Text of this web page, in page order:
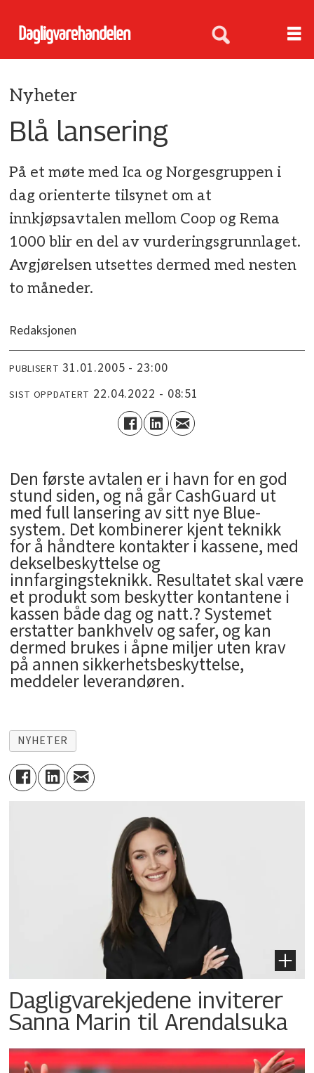
Nyheter
Blå lansering
På et møte med Ica og Norgesgruppen i
dag orienterte tilsynet om at
innkjøpsavtalen mellom Coop og Rema
1000 blir en del av vurderingsgrunnlaget.
Avgjørelsen utsettes dermed med nesten
to måneder.
Redaksjonen
PUBLISERT 31.01.2005 - 23:00
SIST OPPDATERT 22.04.2022 - 08:51
Den første avtalen er i havn for en god
stund siden, og nå går CashGuard ut
med full lansering av sitt nye Blue-
system. Det kombinerer kjent teknikk
for å håndtere kontakter i kassene, med
dekselbeskyttelse og
innfargingsteknikk. Resultatet skal være
et produkt som beskytter kontantene i
kassen både dag og natt.? Systemet
erstatter bankhvelv og safer, og kan
dermed brukes i åpne miljer uten krav
på annen sikkerhetsbeskyttelse,
meddeler leverandøren.
NYHETER
Dagligvarekjedene inviterer
Sanna Marin til Arendalsuka